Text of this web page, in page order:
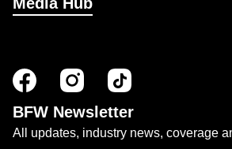
BFW Newsletter
All updates, industry news, coverage